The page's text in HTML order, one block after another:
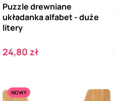
Puzzle drewniane
układanka alfabet - duże
litery
Cena
24,80 zł
NOWY